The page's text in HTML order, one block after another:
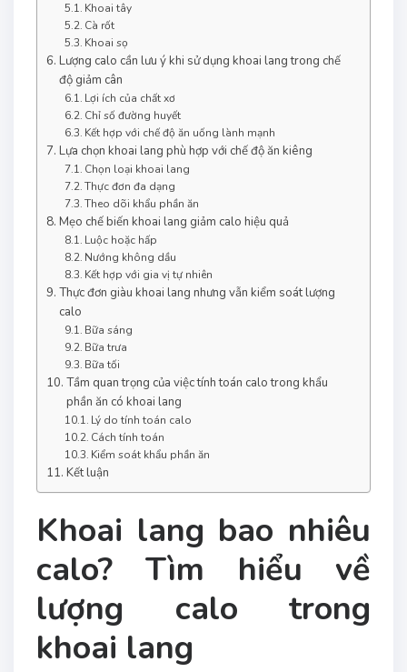
Khoai tây
Cà rốt
Khoai sọ
Lượng calo cần lưu ý khi sử dụng khoai lang trong chế
độ giảm cân
Lợi ích của chất xơ
Chỉ số đường huyết
Kết hợp với chế độ ăn uống lành mạnh
Lựa chọn khoai lang phù hợp với chế độ ăn kiêng
Chọn loại khoai lang
Thực đơn đa dạng
Theo dõi khẩu phần ăn
Mẹo chế biến khoai lang giảm calo hiệu quả
Luộc hoặc hấp
Nướng không dầu
Kết hợp với gia vị tự nhiên
Thực đơn giàu khoai lang nhưng vẫn kiểm soát lượng
calo
Bữa sáng
Bữa trưa
Bữa tối
Tầm quan trọng của việc tính toán calo trong khẩu
phần ăn có khoai lang
Lý do tính toán calo
Cách tính toán
Kiểm soát khẩu phần ăn
Kết luận
Khoai lang bao nhiêu
calo? Tìm hiểu về
lượng calo trong
khoai lang